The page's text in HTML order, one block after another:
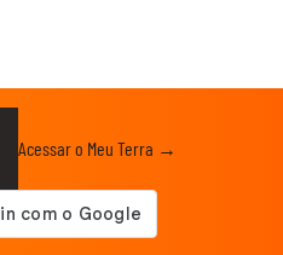
Acessar o Meu Terra →